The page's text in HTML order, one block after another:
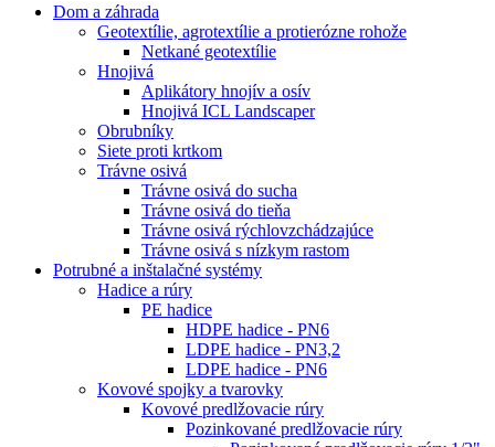
Dom a záhrada
Geotextílie, agrotextílie a protierózne rohože
Netkané geotextílie
Hnojivá
Aplikátory hnojív a osív
Hnojivá ICL Landscaper
Obrubníky
Siete proti krtkom
Trávne osivá
Trávne osivá do sucha
Trávne osivá do tieňa
Trávne osivá rýchlovzchádzajúce
Trávne osivá s nízkym rastom
Potrubné a inštalačné systémy
Hadice a rúry
PE hadice
HDPE hadice - PN6
LDPE hadice - PN3,2
LDPE hadice - PN6
Kovové spojky a tvarovky
Kovové predlžovacie rúry
Pozinkované predlžovacie rúry